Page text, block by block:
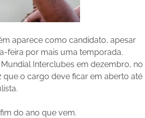
aparece como candidato, apesar
feira por mais uma temporada.
Interclubes em dezembro, no
o cargo deve ficar em aberto até
do ano que vem.